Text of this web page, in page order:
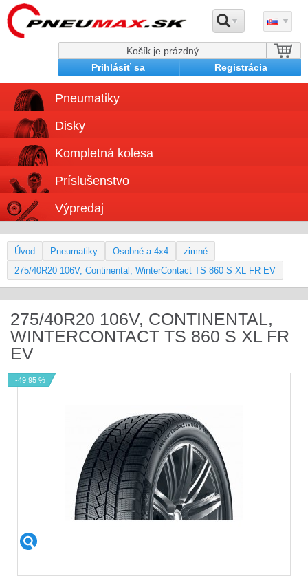
Košík je prázdný
Prihlásiť sa
Registrácia
Pneumatiky
Disky
Kompletná kolesa
Príslušenstvo
Výpredaj
Úvod Pneumatiky Osobné a 4x4
zimné
275/40R20 106V, Continental, WinterContact TS 860 S XL FR EV
275/40R20 106V, CONTINENTAL,
WINTERCONTACT TS 860 S XL FR
EV
-49,95 %